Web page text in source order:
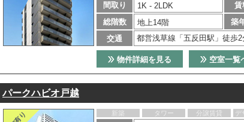
間取り
1K - 2LDK 賃
総階数
地上14階 築
交通
都営浅草線「五反田駅」徒歩2
空室一覧
物件詳細を見る
パークハビオ戸越
新築 タワー 分譲賃貸 デ